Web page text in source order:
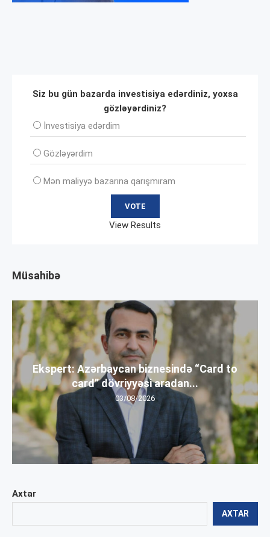
Axtar
AXTAR
Siz bu gün bazarda investisiya edərdiniz, yoxsa
gözləyərdiniz?
İnvеstisiya edərdim
Gözləyərdim
Mən maliyyə bazarına qarışmıram
View Results
Müsahibə
Ekspert: Azərbaycan biznesində “Card to
card” dövriyyəsi aradan...
03/08/2026